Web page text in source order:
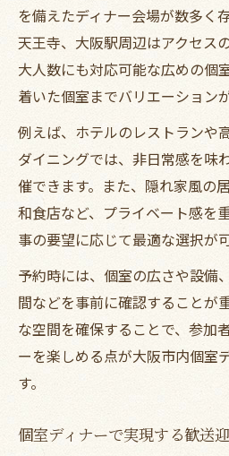
を備えたディナー会場が数多く
天王寺、大阪駅周辺はアクセス
大人数にも対応可能な広めの個
着いた個室までバリエーション
例えば、ホテルのレストランや
ダイニングでは、非日常感を味
催できます。また、隠れ家風の
和食店など、プライベート感を
事の要望に応じて最適な選択が
予約時には、個室の広さや設備
間などを事前に確認することが
な空間を確保することで、参加
ーを楽しめる点が大阪市内個室
す。
個室ディナーで実現する歓送